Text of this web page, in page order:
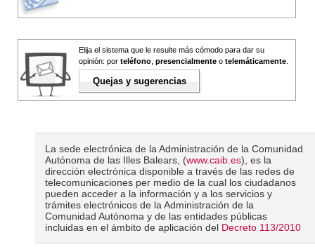
Elija el sistema que le resulte más cómodo para dar su
opinión: por teléfono presencialmente o telemáticamente
Quejas y sugerencias
La sede electrónica de la Administración de la Comunidad
Autónoma de las Illes Balears, (www.caib.es), es la
dirección electrónica disponible a través de las redes de
telecomunicaciones per medio de la cual los ciudadanos
pueden acceder a la información y a los servicios y
trámites electrónicos de la Administración de la
Comunidad Autónoma y de las entidades públicas
incluidas en el ámbito de aplicación del Decreto 113/2010